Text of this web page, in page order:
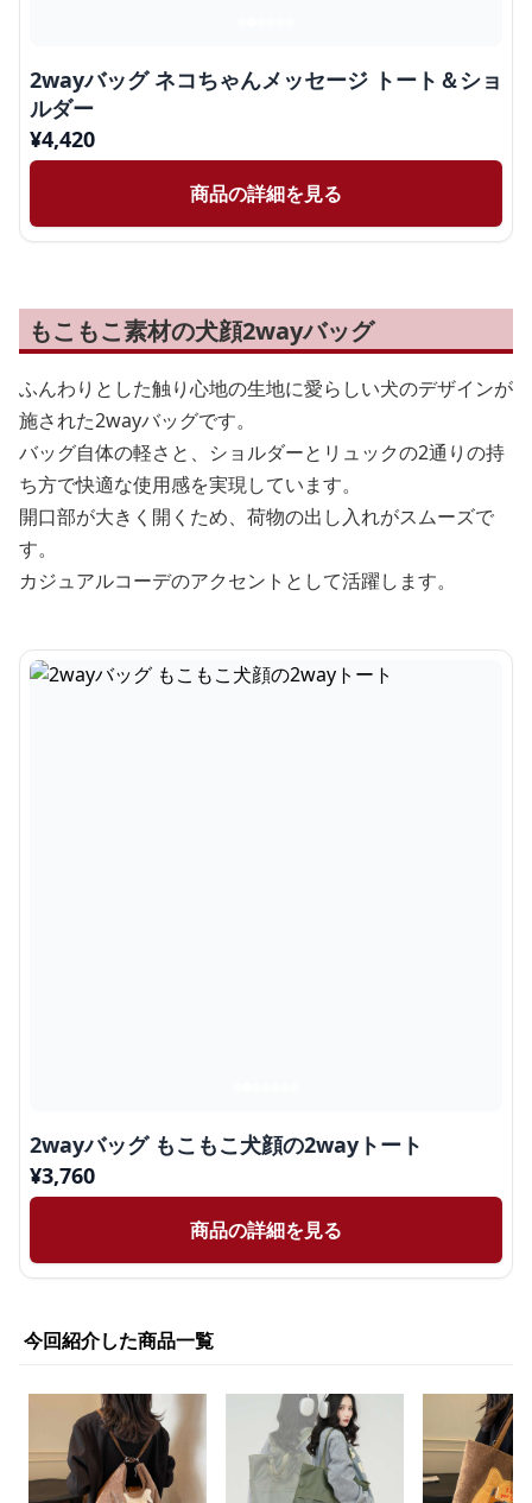
2wayバッグ ネコちゃんメッセージ トート＆ショ
ルダー
¥4,420
商品の詳細を見る
もこもこ素材の犬顔2wayバッグ
ふんわりとした触り心地の生地に愛らしい犬のデザインが
施された2wayバッグです。
バッグ自体の軽さと、ショルダーとリュックの2通りの持
ち方で快適な使用感を実現しています。
開口部が大きく開くため、荷物の出し入れがスムーズで
す。
カジュアルコーデのアクセントとして活躍します。
2wayバッグ もこもこ犬顔の2wayトート
¥3,760
商品の詳細を見る
今回紹介した商品一覧